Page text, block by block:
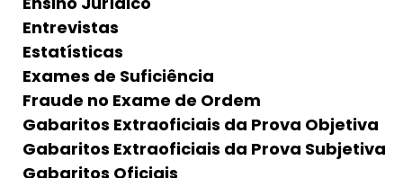
Entrevistas
Estatísticas
Exames de Suficiência
Fraude no Exame de Ordem
Gabaritos Extraoficiais da Prova Objetiva
Gabaritos Extraoficiais da Prova Subjetiva
Gabaritos Oficiais